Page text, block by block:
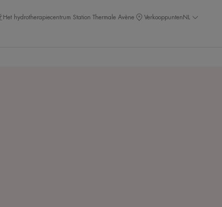
Het hydrotherapiecentrum Station Thermale Avène Verkooppunten NL